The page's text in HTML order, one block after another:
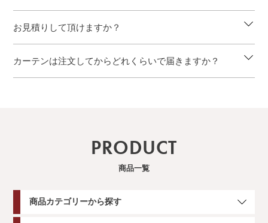
お見積りして頂けますか？
カーテンは注文してからどれくらいで届きますか？
PRODUCT
商品一覧
商品カテゴリーから探す